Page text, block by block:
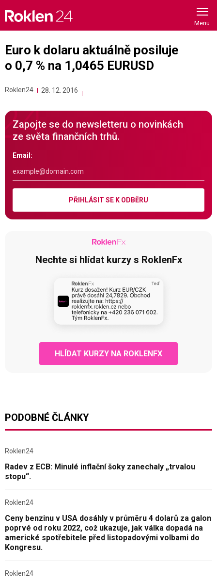
content
Euro k dolaru aktuálně posiluje
o 0,7 % na 1,0465 EURUSD
Roklen24 28. 12. 2016
Zapojte se do newsletteru o novinkách
ze světa finančních trhů.
Email:
PŘIHLÁSIT SE K ODBĚRU
Nechte si hlídat kurzy s RoklenFx
HLÍDAT KURZY NA ROKLENFX
PODOBNÉ ČLÁNKY
Roklen24
Radev z ECB: Minulé inflační šoky zanechaly „trvalou
stopu“.
Roklen24
Ceny benzinu v USA dosáhly v průměru 4 dolarů za galon
poprvé od roku 2022, což ukazuje, jak válka dopadá na
americké spotřebitele před listopadovými volbami do
Kongresu.
Roklen24